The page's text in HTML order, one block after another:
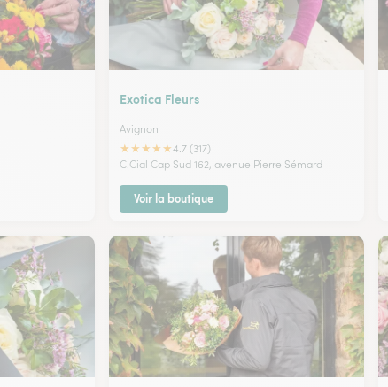
Exotica Fleurs
Avignon
★★★★★4.7 (317)
C.Cial Cap Sud 162, avenue Pierre Sémard
Voir la boutique